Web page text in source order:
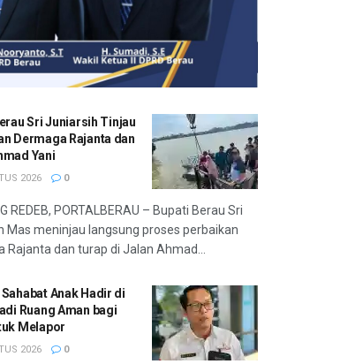
Sri Juniarsih Tinjau
Dermaga Rajanta dan
Yani
2026 0
REDEB, PORTALBERAU – Bupati Berau Sri
Mas meninjau langsung proses perbaikan
Rajanta dan turap di Jalan Ahmad...
Anak Hadir di
Ruang Aman bagi
Melapor
2026 0